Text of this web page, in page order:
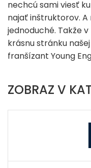
nechcú sami viesť
najať inštruktorov.
jednoduché. Takže
krásnu stránku
franšízant Young
ZOBRAZ V